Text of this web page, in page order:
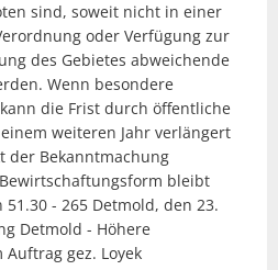
sind, soweit nicht in einer
oder Verfügung zur
des Gebietes abweichende
Wenn besondere
die Frist durch öffentliche
weiteren Jahr verlängert
der Bekanntmachung
bleibt
- 265 Detmold, den 23.
Detmold - Höhere
gez. Loyek